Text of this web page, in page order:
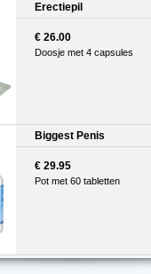
Erectiepil
€ 26.00
Doosje met 4 capsules
Biggest Penis
€ 29.95
Pot met 60 tabletten